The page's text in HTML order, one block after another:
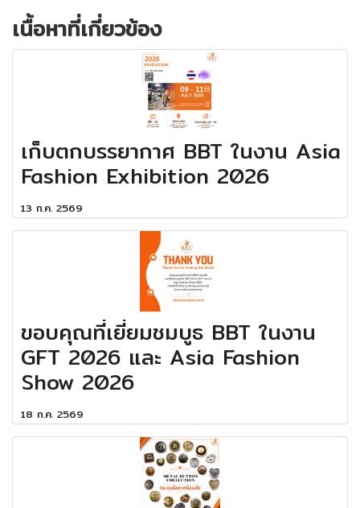
เนื้อหาที่เกี่ยวข้อง
เก็บตกบรรยากาศ BBT ในงาน Asia
Fashion Exhibition 2026
13 ก.ค. 2569
ขอบคุณที่เยี่ยมชมบูธ BBT ในงาน
GFT 2026 และ Asia Fashion
Show 2026
18 ก.ค. 2569